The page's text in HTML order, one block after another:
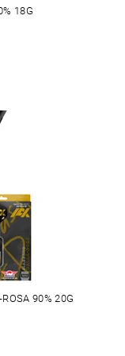
18G
90% 20G